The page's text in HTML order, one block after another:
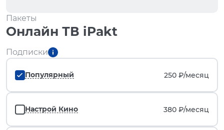
Пакеты
Онлайн ТВ iPakt
Подписки
Популярный 250 ₽/месяц
Настрой Кино 380 ₽/месяц